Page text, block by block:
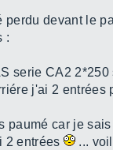
perdu devant le
:
serie CA2
j'ai 2 entrées
paumé car je
2 entrées
...